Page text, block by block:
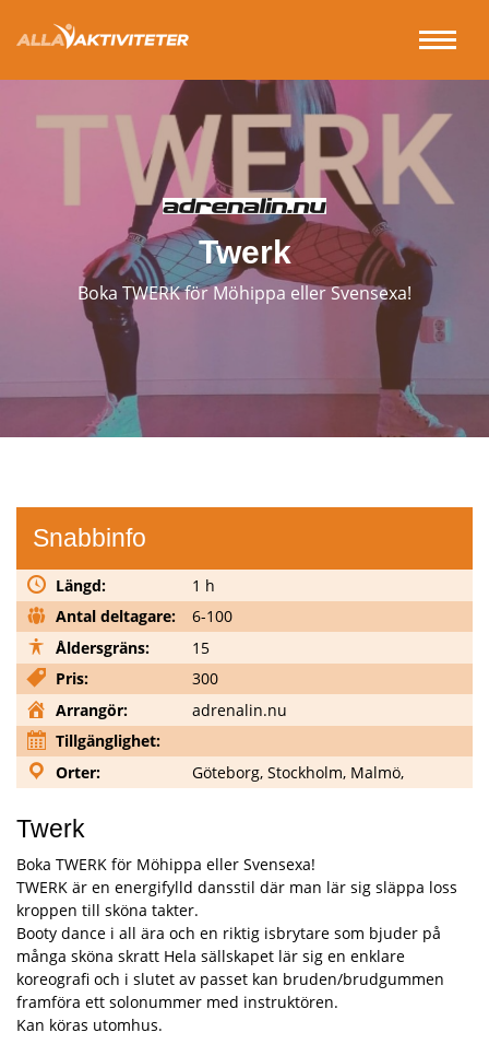
Twerk
Boka TWERK för Möhippa eller Svensexa!
Snabbinfo
Längd:
1 h
Antal deltagare:
6-100
Åldersgräns:
15
Pris:
300
Arrangör:
adrenalin.nu
Tillgänglighet:
Orter:
Göteborg, Stockholm, Malmö,
Twerk
Boka TWERK för Möhippa eller Svensexa!
TWERK är en energifylld dansstil där man lär sig släppa loss
kroppen till sköna takter.
Booty dance i all ära och en riktig isbrytare som bjuder på
många sköna skratt Hela sällskapet lär sig en enklare
koreografi och i slutet av passet kan bruden/brudgummen
framföra ett solonummer med instruktören.
Kan köras utomhus.